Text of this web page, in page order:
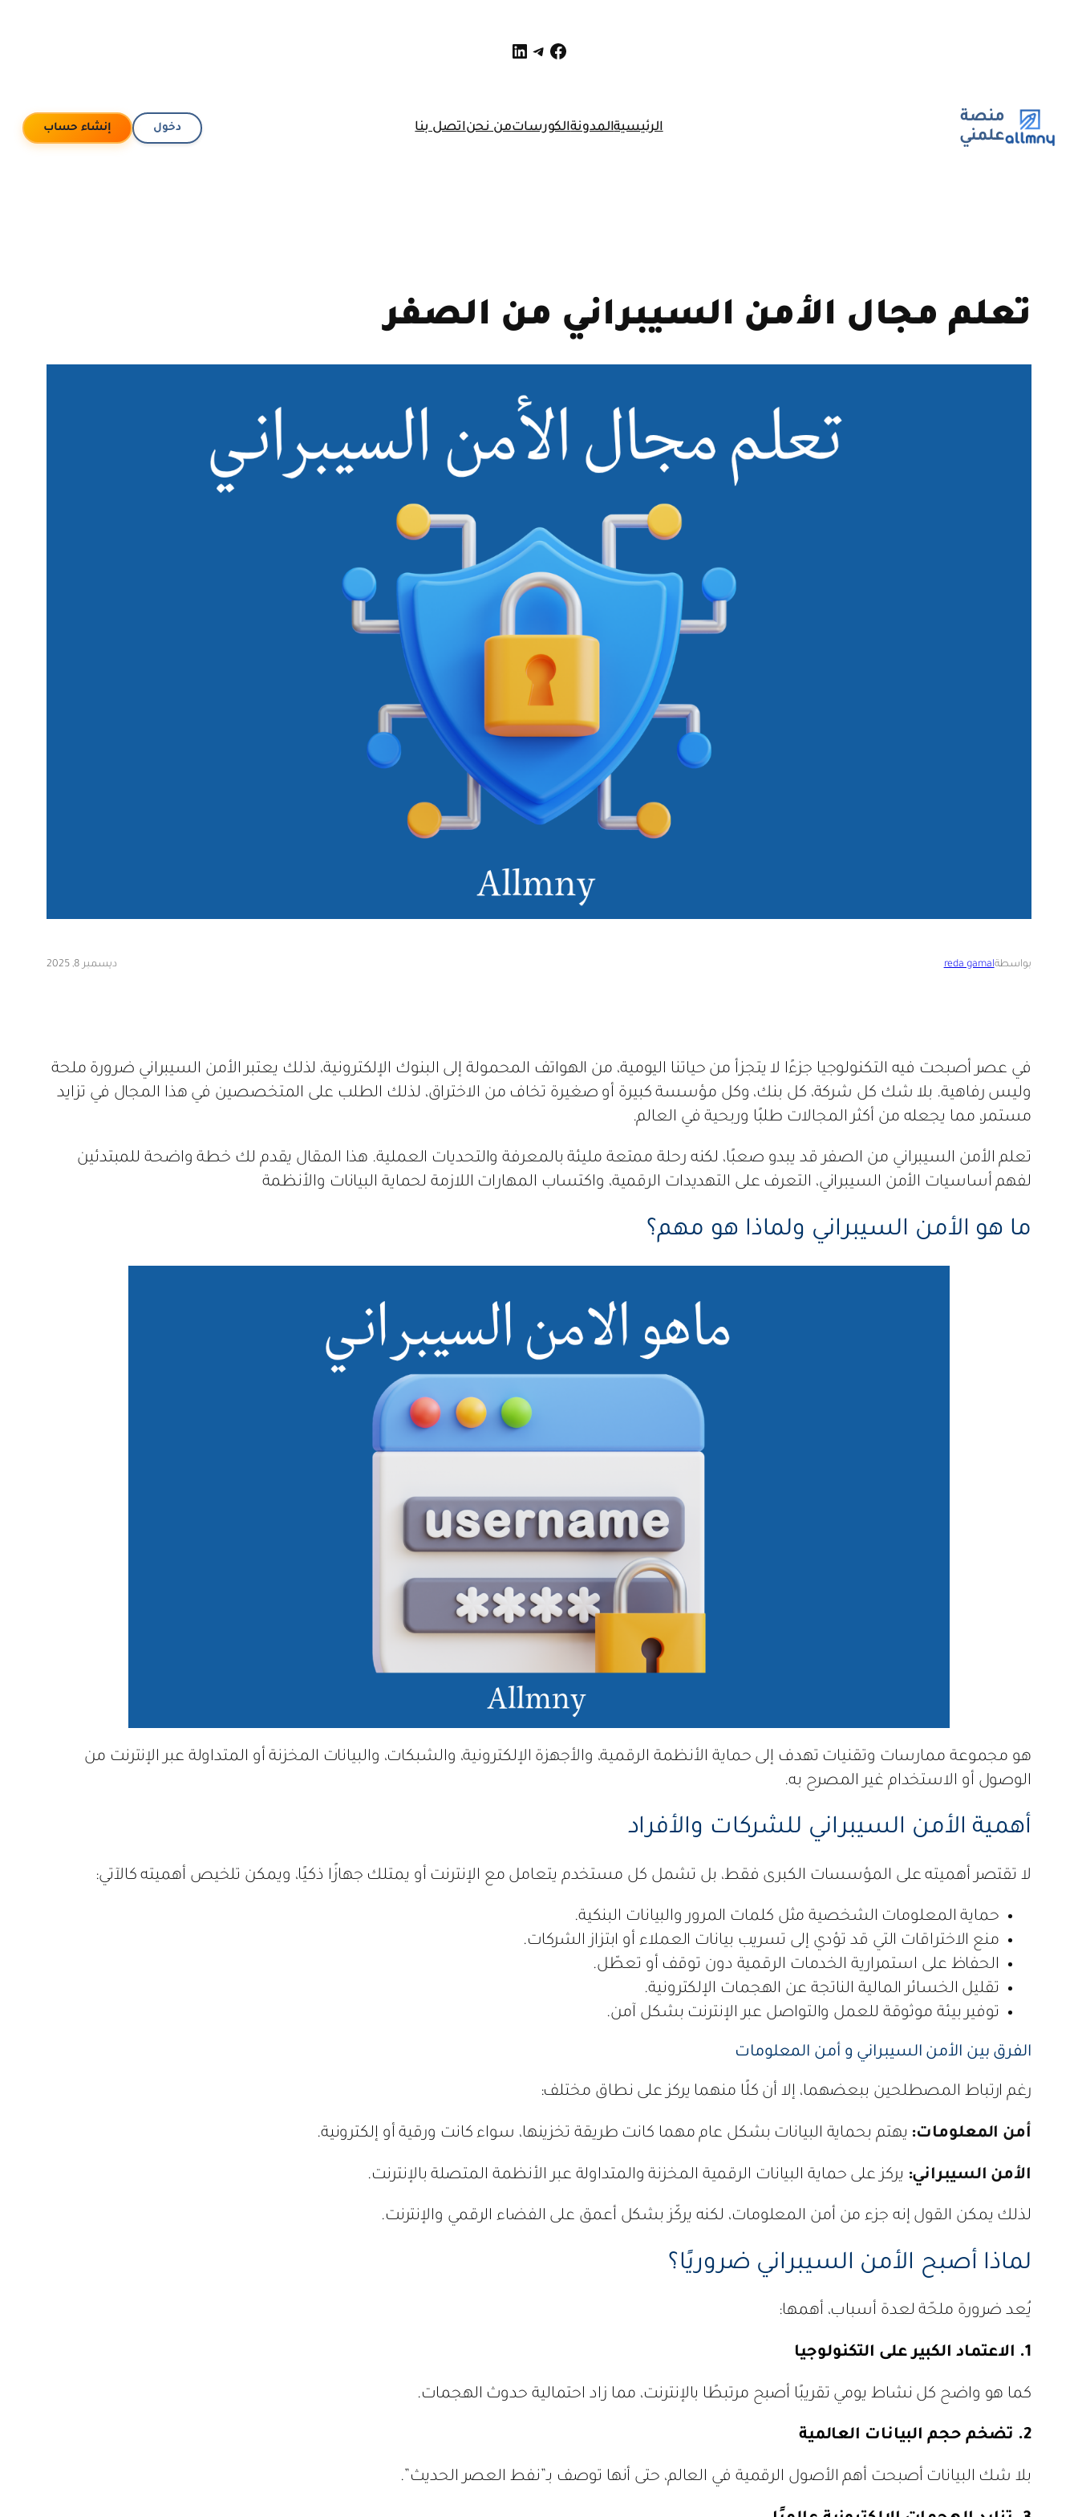
فيسبوك
تيليجرام
لينكد إن
منصة
علمني
الرئيسيةالمدونةالكورساتمن نحناتصل بنا دخول إنشاء حساب
تعلم مجال الأمن السيبراني من الصفر
بواسطةreda gamal ديسمبر 8, 2025
في عصر أصبحت فيه التكنولوجيا جزءًا لا يتجزأ من حياتنا اليومية، من الهواتف المحمولة إلى البنوك الإلكترونية، لذلك يعتبر الأمن السيبراني ضرورة ملحة
وليس رفاهية. بلا شك كل شركة، كل بنك، وكل مؤسسة كبيرة أو صغيرة تخاف من الاختراق، لذلك الطلب على المتخصصين في هذا المجال في تزايد
مستمر، مما يجعله من أكثر المجالات طلبًا وربحية في العالم.
تعلم الأمن السيبراني من الصفر قد يبدو صعبًا، لكنه رحلة ممتعة مليئة بالمعرفة والتحديات العملية. هذا المقال يقدم لك خطة واضحة للمبتدئين
لفهم أساسيات الأمن السيبراني، التعرف على التهديدات الرقمية، واكتساب المهارات اللازمة لحماية البيانات والأنظمة
ما هو الأمن السيبراني ولماذا هو مهم؟
هو مجموعة ممارسات وتقنيات تهدف إلى حماية الأنظمة الرقمية، والأجهزة الإلكترونية، والشبكات، والبيانات المخزنة أو المتداولة عبر الإنترنت من
الوصول أو الاستخدام غير المصرح به.
أهمية الأمن السيبراني للشركات والأفراد
لا تقتصر أهميته على المؤسسات الكبرى فقط، بل تشمل كل مستخدم يتعامل مع الإنترنت أو يمتلك جهازًا ذكيًا، ويمكن تلخيص أهميته كالآتي:
حماية المعلومات الشخصية مثل كلمات المرور والبيانات البنكية.
منع الاختراقات التي قد تؤدي إلى تسريب بيانات العملاء أو ابتزاز الشركات.
الحفاظ على استمرارية الخدمات الرقمية دون توقف أو تعطّل.
تقليل الخسائر المالية الناتجة عن الهجمات الإلكترونية.
توفير بيئة موثوقة للعمل والتواصل عبر الإنترنت بشكل آمن.
الفرق بين الأمن السيبراني و أمن المعلومات
رغم ارتباط المصطلحين ببعضهما، إلا أن كلًا منهما يركز على نطاق مختلف:
أمن المعلومات: يهتم بحماية البيانات بشكل عام مهما كانت طريقة تخزينها، سواء كانت ورقية أو إلكترونية.
الأمن السيبراني: يركز على حماية البيانات الرقمية المخزنة والمتداولة عبر الأنظمة المتصلة بالإنترنت.
لذلك يمكن القول إنه جزء من أمن المعلومات، لكنه يركّز بشكل أعمق على الفضاء الرقمي والإنترنت.
لماذا أصبح الأمن السيبراني ضروريًا؟
يُعد ضرورة ملحّة لعدة أسباب، أهمها:
1. الاعتماد الكبير على التكنولوجيا
كما هو واضح كل نشاط يومي تقريبًا أصبح مرتبطًا بالإنترنت، مما زاد احتمالية حدوث الهجمات.
2. تضخم حجم البيانات العالمية
بلا شك البيانات أصبحت أهم الأصول الرقمية في العالم، حتى أنها توصف بـ”نفط العصر الحديث”.